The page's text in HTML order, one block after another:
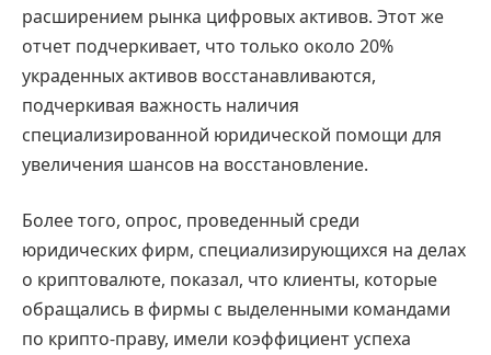
расширением рынка цифровых активов. Этот же
отчет подчеркивает, что только около 20%
украденных активов восстанавливаются,
подчеркивая важность наличия
специализированной юридической помощи для
увеличения шансов на восстановление.
Более того, опрос, проведенный среди
юридических фирм, специализирующихся на делах
о криптовалюте, показал, что клиенты, которые
обращались в фирмы с выделенными командами
по крипто-праву, имели коэффициент успеха